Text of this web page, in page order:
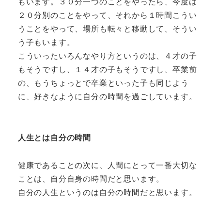
２０分別のことをやって、それから１時間こうい
うことをやって、場所も転々と移動して、そうい
う子もいます。
こういったいろんなやり方というのは、４才の子
もそうですし、１４才の子もそうですし、卒業前
の、もうちょっとで卒業といった子も同じよう
に、好きなように自分の時間を過ごしています。
人生とは自分の時間
健康であることの次に、人間にとって一番大切な
ことは、自分自身の時間だと思います。
自分の人生というのは自分の時間だと思います。